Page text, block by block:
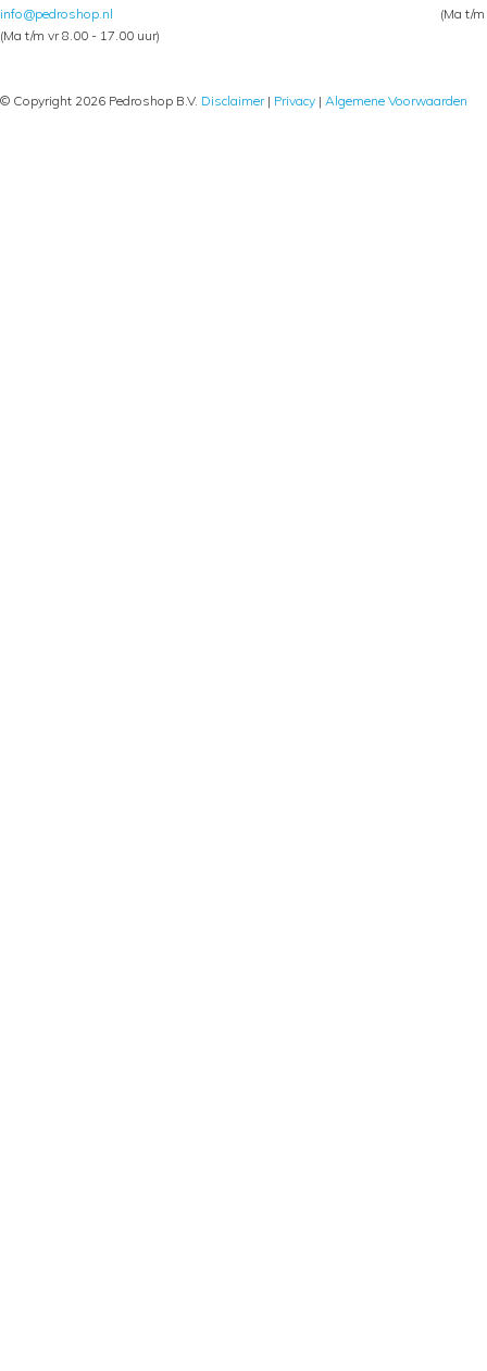
info@pedroshop.nl
(Ma t/m vr 8.00 - 17.00 uur)
(Ma t/
© Copyright 2026 Pedroshop B.V. Disclaimer| Privacy | Algemene Voorwaarden